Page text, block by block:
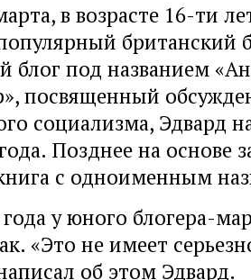
в возрасте 16-ти
британский
блог под названием
посвященный
социализма, Эдвард
Позднее на основе
с одноименным
у юного блогера-
«Это не имеет
об этом Эдвард.